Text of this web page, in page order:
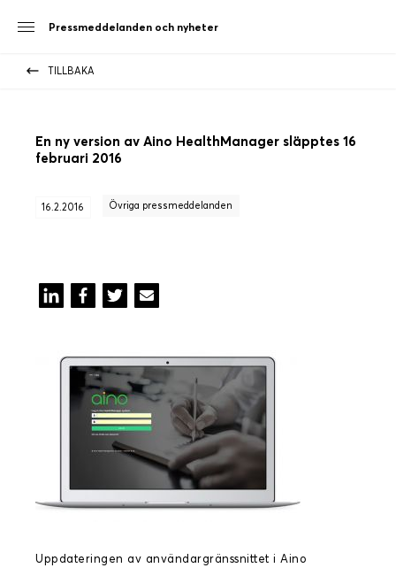
Pressmeddelanden och nyheter
TILLBAKA
En ny version av Aino HealthManager släpptes 16
februari 2016
16.2.2016 Övriga pressmeddelanden
Uppdateringen av användargränssnittet i Aino